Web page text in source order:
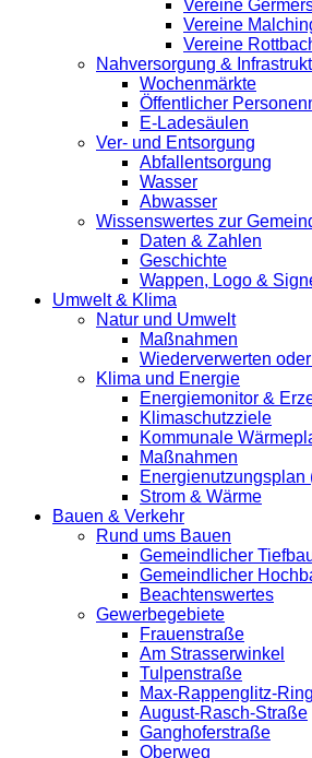
Vereine
Vereine
Vereine
Nahversorgung &
Wochenmärkte
Öffentlicher
E-Ladesäulen
Ver- und Entsorgung
Abfallentsorgung
Wasser
Abwasser
Wissenswertes zur
Daten & Zahlen
Geschichte
Wappen, Logo &
Umwelt & Klima
Natur und Umwelt
Maßnahmen
Wiederverwerten
Klima und Energie
Energiemonitor &
Klimaschutzziele
Kommunale
Maßnahmen
Energienutzungsplan
Strom & Wärme
Bauen & Verkehr
Rund ums Bauen
Gemeindlicher
Gemeindlicher
Beachtenswertes
Gewerbegebiete
Frauenstraße
Am Strasserwinkel
Tulpenstraße
Max-Rappenglitz-Ring
August-Rasch-Straße
Ganghoferstraße
Oberweg